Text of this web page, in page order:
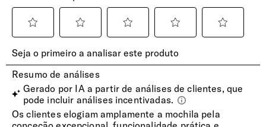
Sim
Ergonómicas e ajustáveis para maior conforto.
Suporte | Garrafa
Sim